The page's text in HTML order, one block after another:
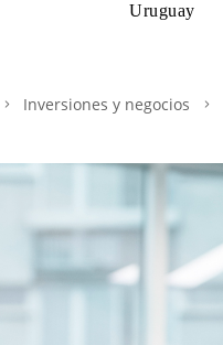
Uruguay
Inversiones y negocios